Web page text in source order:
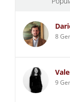
8
9